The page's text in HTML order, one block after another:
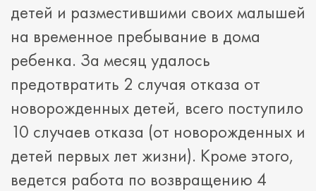
детей и разместившими своих малышей
на временное пребывание в дома
ребенка. За месяц удалось
предотвратить 2 случая отказа от
новорожденных детей, всего поступило
10 случаев отказа (от новорожденных и
детей первых лет жизни). Кроме этого,
ведется работа по возвращению 4